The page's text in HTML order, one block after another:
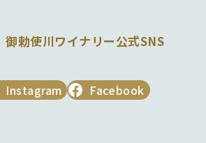
御勅使川ワイナリー公式SNS
Instagram Facebook